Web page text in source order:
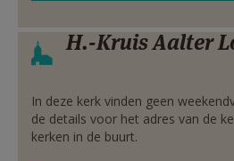
Verbergen
H.-Kruis Aalter
In deze kerk vinden geen
de details voor het adres van de
kerken in de buurt.